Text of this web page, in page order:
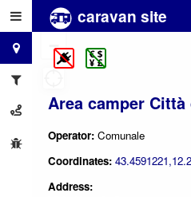
caravan site
Area camper
Operator: Comunale
Coordinates:
Address:
+
−